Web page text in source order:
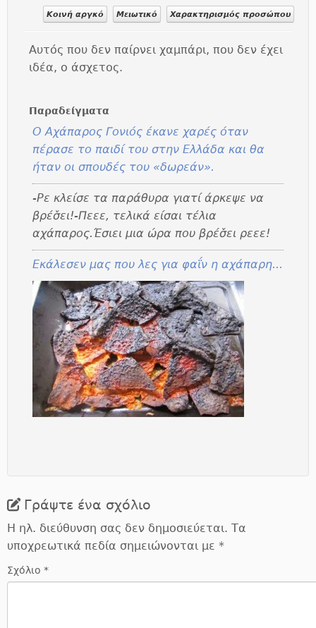
Κοινή αργκό Μειωτικό Χαρακτηρισμός προσώπου
Αυτός που δεν παίρνει χαμπάρι, που δεν έχει
ιδέα, ο άσχετος.
Παραδείγματα
ΟΑχάπαρος Γονιός έκανε χαρές όταν
πέρασε το παιδί του στην Ελλάδα και θα
ήταν οι σπουδές του «δωρεάν».
-Ρε κλείσε τα παράθυρα γιατί άρκεψε να
βρέσ̌ει!-Πεεε, τελικά είσαι τέλια
αχάπαρος.Έσιει μια ώρα που βρέσ̌ει ρεεε!
Εκάλεσεν μας που λες για φαΐν η αχάπαρη...
Γράψτε ένα σχόλιο
Η ηλ. διεύθυνση σας δεν δημοσιεύεται. Τα
υποχρεωτικά πεδία σημειώνονται με *
Σχόλιο *